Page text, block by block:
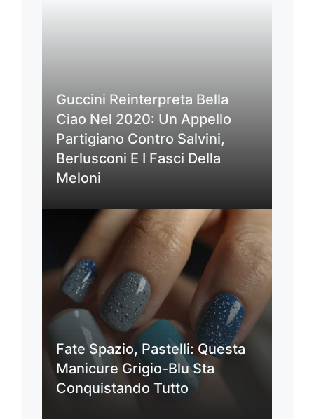
Guccini Reinterpreta Bella
Ciao Nel 2020: Un Appello
Partigiano Contro Salvini,
Berlusconi E I Fasci Della
Meloni
Fate Spazio, Pastelli: Questa
Manicure Grigio-Blu Sta
Conquistando Tutto